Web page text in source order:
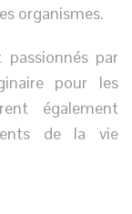
organismes.
par
pour les
également
de la vie